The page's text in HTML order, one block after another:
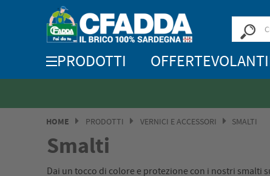
PRODOTTI OFFERTE
HOME PRODOTTI VERNICI E ACCESSORI SMALTI
Smalti
Dai un tocco di colore e protezione con i nostri smalti